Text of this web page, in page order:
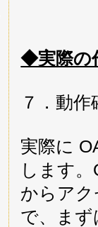
◆実際の
７．動作
実際に
します
からア
で、ま